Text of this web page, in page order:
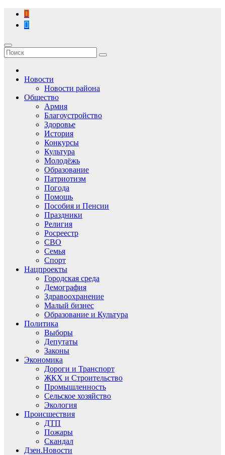
Перейти
содержимому
Новости
Новости района
Общество
Армия
Благоустройство
Здоровье
История
Конкурсы
Культура
Молодёжь
Образование
Патриотизм
Погода
Помощь
Пособия и Пенсии
Праздники
Религия
Росреестр
СВО
Семья
Спорт
Нацпроекты
Городская среда
Демография
Здравоохранение
Малый бизнес
Образование и Культура
Политика
Выборы
Депутаты
Законы
Экономика
Дороги и Транспорт
ЖКХ и Строительство
Промышленность
Сельское хозяйство
Экология
Происшествия
ДТП
Пожары
Скандал
Дзен.Новости